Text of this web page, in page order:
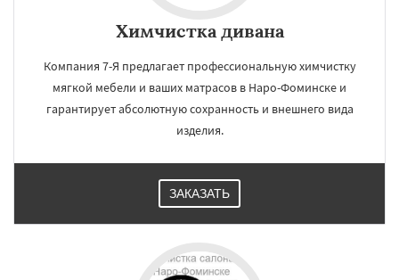
Химчистка дивана
Компания 7-Я предлагает профессиональную химчистку
мягкой мебели и ваших матрасов в Наро-Фоминске и
гарантирует абсолютную сохранность и внешнего вида
изделия.
ЗАКАЗАТЬ